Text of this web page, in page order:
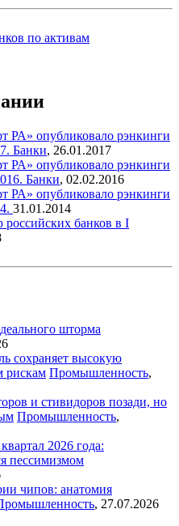
по активам
РА» опубликовало рэнкинги
Банки, 26.01.2017
РА» опубликовало рэнкинги
Банки, 02.02.2016
РА» опубликовало рэнкинги
31.01.2014
российских банков в I
шторма
сохраняет высокую
рискам Промышленность,
и стивидоров позади, но
Промышленность,
2026 года:
пессимизмом
чипов: анатомия
, 27.07.2026